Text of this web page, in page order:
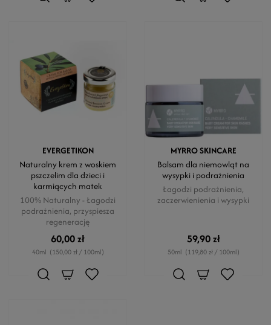
EVERGETIKON
Naturalny krem z woskiem
pszczelim dla dzieci i
karmiących matek
100% Naturalny - Łagodzi
podrażnienia, przyspiesza
regenerację
60,00 zł
40ml (150,00 zł / 100ml)
MYRRO SKINCARE
Balsam dla niemowląt na
wysypki i podrażnienia
Łagodzi podrażnienia,
zaczerwienienia i wysypki
59,90 zł
50ml (119,80 zł / 100ml)